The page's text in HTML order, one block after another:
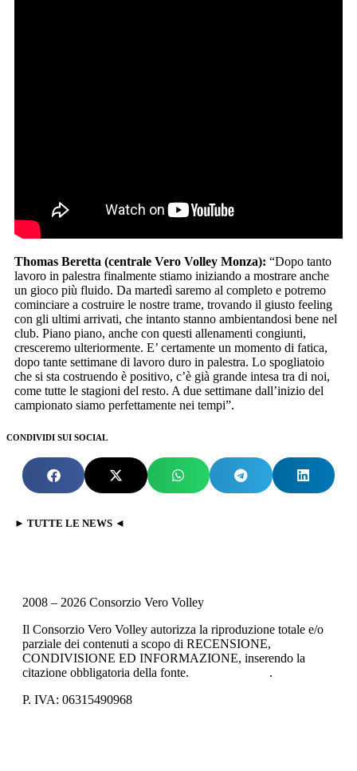
Thomas Beretta (centrale Vero Volley Monza): “Dopo tanto
lavoro in palestra finalmente stiamo iniziando a mostrare anche
un gioco più fluido. Da martedì saremo al completo e potremo
cominciare a costruire le nostre trame, trovando il giusto feeling
con gli ultimi arrivati, che intanto stanno ambientandosi bene nel
club. Piano piano, anche con questi allenamenti congiunti,
cresceremo ulteriormente. E’ certamente un momento di fatica,
dopo tante settimane di lavoro duro in palestra. Lo spogliatoio
che si sta costruendo è positivo, c’è già grande intesa tra di noi,
come tutte le stagioni del resto. A due settimane dall’inizio del
campionato siamo perfettamente nei tempi”.
CONDIVIDI SUI SOCIAL
► TUTTE LE NEWS ◄
2008 – 2026 Consorzio Vero Volley
Il Consorzio Vero Volley autorizza la riproduzione totale e/o
parziale dei contenuti a scopo di RECENSIONE,
CONDIVISIONE ED INFORMAZIONE, inserendo la
citazione obbligatoria della fonte.
.
P. IVA: 06315490968